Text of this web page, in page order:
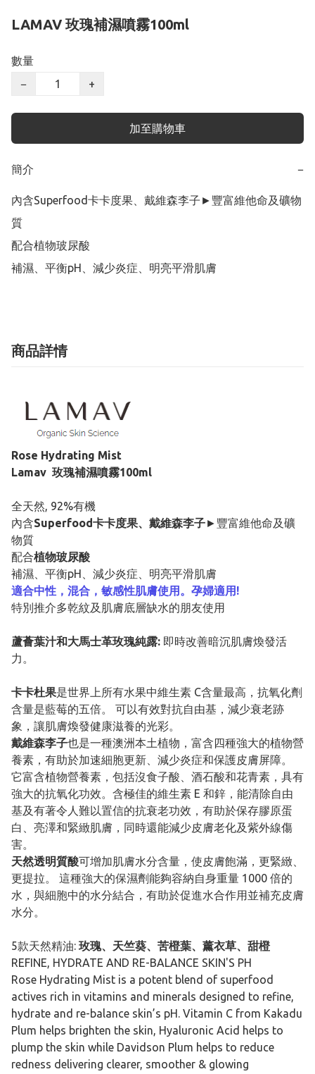
LAMAV 玫瑰補濕噴霧100ml
數量
−
+
加至購物車
簡介 −
內含Superfood卡卡度果、戴維森李子►豐富維他命及礦物
質
配合植物玻尿酸
補濕、平衡pH、減少炎症、明亮平滑肌膚
商品詳情
Rose Hydrating Mist
Lamav 玫瑰補濕噴霧100ml
全天然, 92%有機
內含Superfood卡卡度果、戴維森李子►豐富維他命及礦
物質
配合植物玻尿酸
補濕、平衡pH、減少炎症、明亮平滑肌膚
適合中性，混合，敏感性肌膚使用。孕婦適用!
特別推介多乾紋及肌膚底層缺水的朋友使用
蘆薈葉汁和大馬士革玫瑰純露: 即時改善暗沉肌膚煥發活
力。
卡卡杜果是世界上所有水果中維生素 C含量最高，抗氧化劑
含量是藍莓的五倍。 可以有效對抗自由基，減少衰老跡
象，讓肌膚煥發健康滋養的光彩。
戴維森李子也是一種澳洲本土植物，富含四種強大的植物營
養素，有助於加速細胞更新、減少炎症和保護皮膚屏障。
它富含植物營養素，包括沒食子酸、酒石酸和花青素，具有
強大的抗氧化功效。含極佳的維生素 E 和鋅，能清除自由
基及有著令人難以置信的抗衰老功效，有助於保存膠原蛋
白、亮澤和緊緻肌膚，同時還能減少皮膚老化及紫外線傷
害。
天然透明質酸可增加肌膚水分含量，使皮膚飽滿，更緊緻、
更提拉。 這種強大的保濕劑能夠容納自身重量 1000 倍的
水，與細胞中的水分結合，有助於促進水合作用並補充皮膚
水分。
5款天然精油: 玫瑰、天竺葵、苦橙葉、薰衣草、甜橙
REFINE, HYDRATE AND RE-BALANCE SKIN'S PH
Rose Hydrating Mist is a potent blend of superfood
actives rich in vitamins and minerals designed to refine,
hydrate and re-balance skin’s pH. Vitamin C from Kakadu
Plum helps brighten the skin, Hyaluronic Acid helps to
plump the skin while Davidson Plum helps to reduce
redness delivering clearer, smoother & glowing